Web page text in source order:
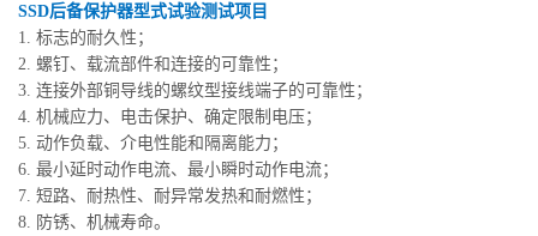
SSD后备保护器型式试验测试项目
1. 标志的耐久性；
2. 螺钉、载流部件和连接的可靠性；
3. 连接外部铜导线的螺纹型接线端子的可靠性；
4. 机械应力、电击保护、确定限制电压；
5. 动作负载、介电性能和隔离能力；
6. 最小延时动作电流、最小瞬时动作电流；
7. 短路、耐热性、耐异常发热和耐燃性；
8. 防锈、机械寿命。